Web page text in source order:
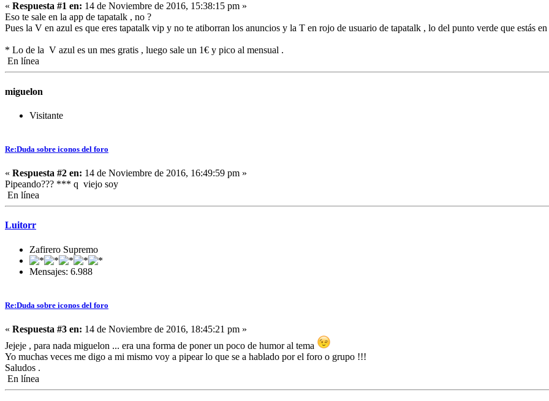
« Respuesta #1 en: 14 de Noviembre de 2016, 15:38:15 pm »
Eso te sale en la app de tapatalk , no ?
Pues la V en azul es que eres tapatalk vip y no te atiborran los anuncios y la T en rojo de usuario de tapatalk , lo del punto verde que estás
* Lo de la V azul es un mes gratis , luego sale un 1€ y pico al mensual .
En línea
miguelon
Visitante
Re:Duda sobre iconos del foro
« Respuesta #2 en: 14 de Noviembre de 2016, 16:49:59 pm »
Pipeando??? *** q viejo soy
En línea
Luitorr
Zafirero Supremo
Mensajes: 6.988
Re:Duda sobre iconos del foro
« Respuesta #3 en: 14 de Noviembre de 2016, 18:45:21 pm »
Jejeje , para nada miguelon ... era una forma de poner un poco de humor al tema
Yo muchas veces me digo a mi mismo voy a pipear lo que se a hablado por el foro o grupo !!!
Saludos .
En línea